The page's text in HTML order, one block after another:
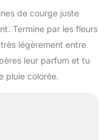
de courge juste
Termine par les fleurs
légèrement entre
leur parfum et tu
pluie colorée.